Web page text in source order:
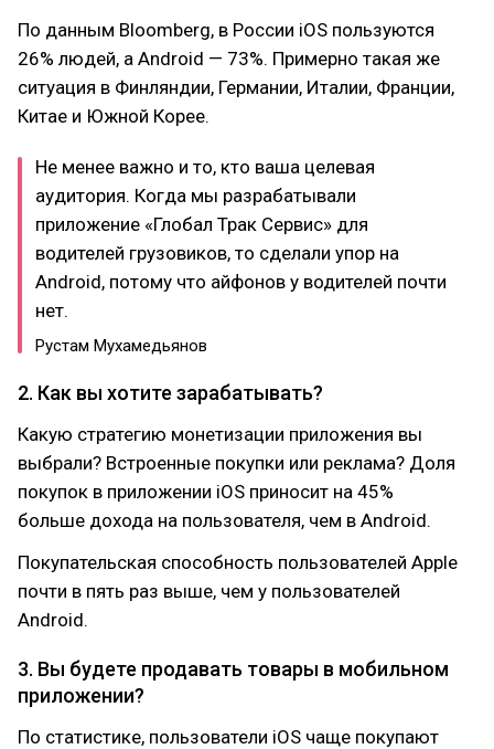
По данным Bloomberg, в России iOS пользуются
26% людей, а Android — 73%. Примерно такая же
ситуация в Финляндии, Германии, Италии, Франции,
Китае и Южной Корее.
Не менее важно и то, кто ваша целевая
аудитория. Когда мы разрабатывали
приложение «Глобал Трак Сервис» для
водителей грузовиков, то сделали упор на
Android, потому что айфонов у водителей почти
нет.
Рустам Мухамедьянов
2. Как вы хотите зарабатывать?
Какую стратегию монетизации приложения вы
выбрали? Встроенные покупки или реклама? Доля
покупок в приложении iOS приносит на 45%
больше дохода на пользователя, чем в Android.
Покупательская способность пользователей Apple
почти в пять раз выше, чем у пользователей
Android.
3. Вы будете продавать товары в мобильном
приложении?
По статистике, пользователи iOS чаще покупают